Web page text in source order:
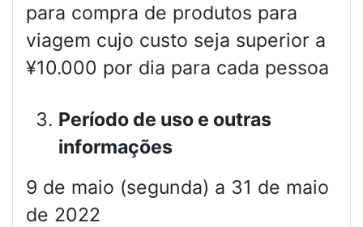
para compra de produtos para
viagem cujo custo seja superior a
¥10.000 por dia para cada pessoa
Período de uso e outras
informações
9 de maio (segunda) a 31 de maio
de 2022